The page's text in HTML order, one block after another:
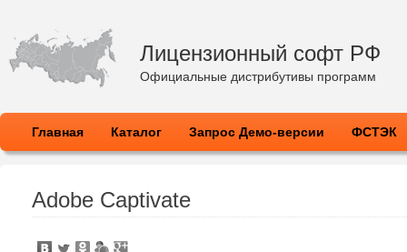
Лицензионный софт РФ
Официальные дистрибутивы программ
Главная Каталог Запрос Демо-версии ФСТЭК
Adobe Captivate